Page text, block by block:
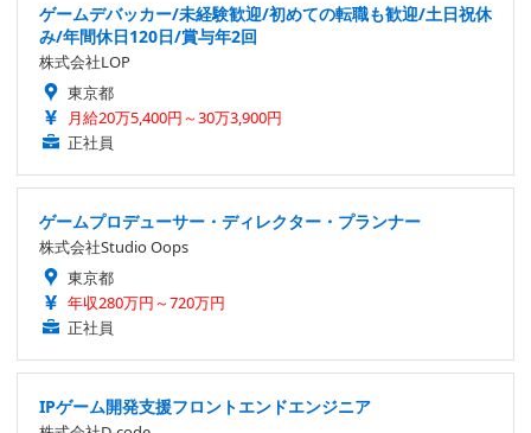
ゲームデバッカー/未経験歓迎/初めての転職も歓迎/土日祝休
み/年間休日120日/賞与年2回
株式会社LOP
東京都
月給20万5,400円～30万3,900円
正社員
ゲームプロデューサー・ディレクター・プランナー
株式会社Studio Oops
東京都
年収280万円～720万円
正社員
IPゲーム開発支援フロントエンドエンジニア